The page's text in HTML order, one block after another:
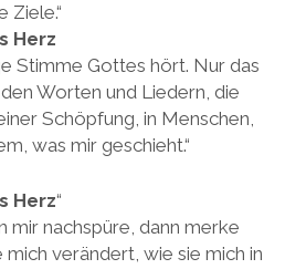
Ziele.“
Herz
Stimme Gottes hört. Nur das
Worten und Liedern, die
Schöpfung, in Menschen,
was mir geschieht.“
Herz“
mir nachspüre, dann merke
verändert, wie sie mich in